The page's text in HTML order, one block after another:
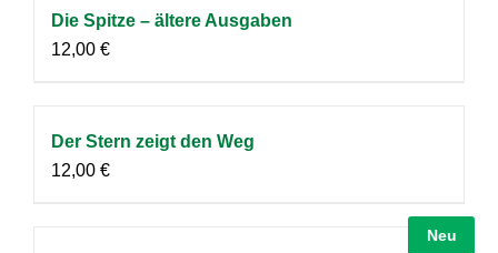
Die Spitze – ältere Ausgaben
12,00 €
Der Stern zeigt den Weg
12,00 €
Neu